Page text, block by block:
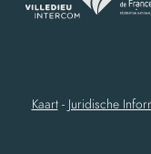
Kaart- Juridische